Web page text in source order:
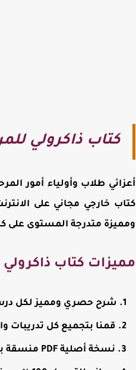
كتاب ذاكرولي
أعزائي طلاب وأولياء أمور
كتاب خارجي مجاني على
ومميزة متدرجة المستوى على
مميزات كتاب ذاكرولي
شرح حصري ومميز لكل
قمنا بتجميع كل تدريبات
نسخة أصلية PDF منسقة بأعلى جودة وجاهزة للطباعة وكذلك المذاكرة على الموبايل أو الكمبيوتر.